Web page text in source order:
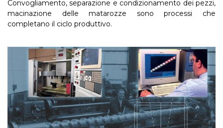
Convogliamento, separazione e condizionamento dei pezzi,
macinazione delle matarozze sono processi che
completano il ciclo produttivo.